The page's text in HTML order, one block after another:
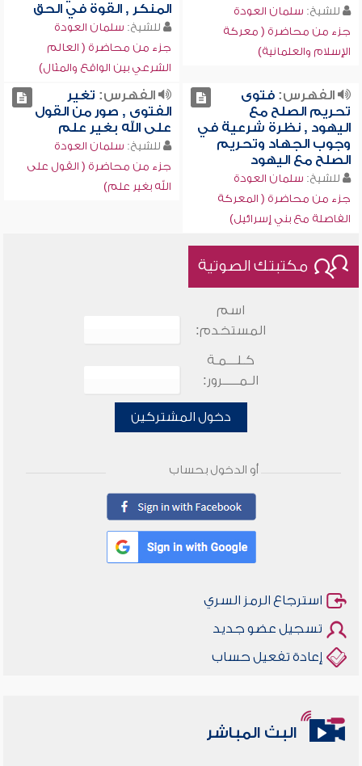
للشيخ: سلمان العودة
جزء من محاضرة ( معركة
الإسلام والعلمانية)
المنكر , القوة في الحق
للشيخ: سلمان العودة
جزء من محاضرة ( العالم
الشرعي بين الواقع والمثال)
الفهرس:فتوى
تحريم الصلح مع
اليهود , نظرة شرعية في
وجوب الجهاد وتحريم
الصلح مع اليهود
للشيخ: سلمان العودة
جزء من محاضرة ( المعركة
الفاصلة مع بني إسرائيل)
الفهرس: تغير
الفتوى , صور من القول
على الله بغير علم
للشيخ: سلمان العودة
جزء من محاضرة ( القول على
الله بغير علم)
مكتبتك الصوتية
اسم
المستخدم:
كـلـــمـة
الـمـــــرور:
دخول المشتركين
أو الدخول بحساب
استرجاع الرمز السري
تسجيل عضو جديد
إعادة تفعيل حساب
البث المباشر